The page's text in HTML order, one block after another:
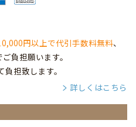
円以上で代引手数料無料、
負担願います。
担致します。
詳しくはこちら